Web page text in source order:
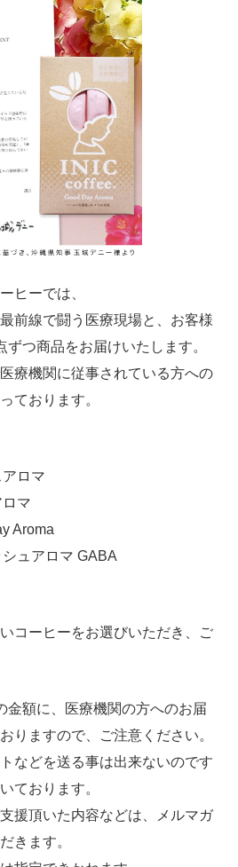
ヒーでは、
前線で闘う医療現場と、お客様
つ商品をお届けいたします。
療機関に従事されている方への
ております。
アロマ
ロマ
Aroma
シュアロマ GABA
コーヒーをお選びいただき、ご
額に、医療機関の方へのお届
りますので、ご注意ください。
などを送る事は出来ないのです
ております。
援頂いた内容などは、メルマガ
きます。